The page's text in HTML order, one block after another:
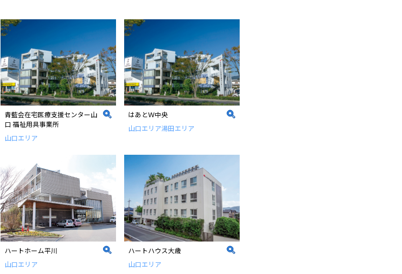
青藍会在宅医療支援センター山
口 福祉用具事業所
山口エリア
はあとＷ中央
山口エリア湯田エリア
ハートホーム平川
山口エリア
ハートハウス大歳
山口エリア